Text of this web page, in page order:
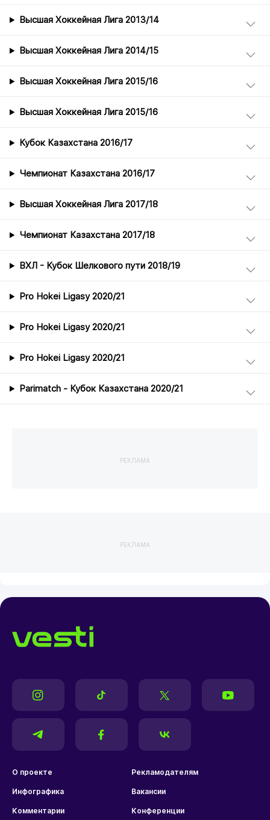
Высшая Хоккейная Лига 2013/14
Высшая Хоккейная Лига 2014/15
Высшая Хоккейная Лига 2015/16
Высшая Хоккейная Лига 2015/16
Кубок Казахстана 2016/17
Чемпионат Казахстана 2016/17
Высшая Хоккейная Лига 2017/18
Чемпионат Казахстана 2017/18
ВХЛ - Кубок Шелкового пути 2018/19
Pro Hokei Ligasy 2020/21
Pro Hokei Ligasy 2020/21
Pro Hokei Ligasy 2020/21
Parimatch - Кубок Казахстана 2020/21
РЕКЛАМА
РЕКЛАМА
О проекте Рекламодателям
Инфографика Вакансии
Комментарии Конференции